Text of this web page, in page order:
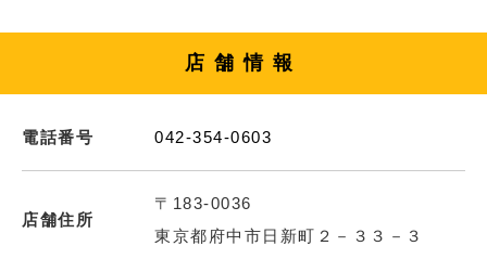
店舗情報
電話番号 042-354-0603
店舗住所
〒183-0036
東京都府中市日新町２－３３－３